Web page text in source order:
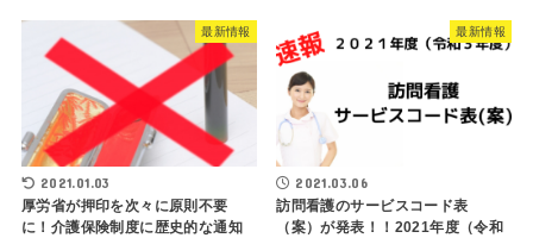
最新情報
2021.01.03
厚労省が押印を次々に原則不要
に！介護保険制度に歴史的な通知
最新情報
2021.03.06
訪問看護のサービスコード表
（案）が発表！！2021年度（令和